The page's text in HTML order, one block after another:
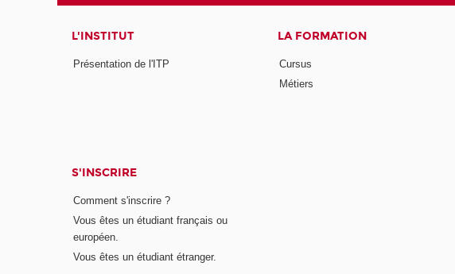
L'INSTITUT
Présentation de l'ITP
LA FORMATION
Cursus
Métiers
S'INSCRIRE
Comment s'inscrire ?
Vous êtes un étudiant français ou
européen.
Vous êtes un étudiant étranger.